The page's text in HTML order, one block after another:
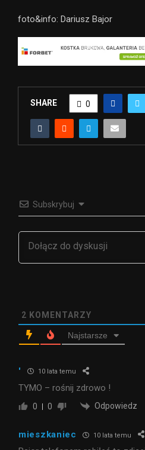
foto&info: Dariusz Bajor
SHARE 0
Subskrybuj
2 KOMENTARZY
Najstarsze
' 10 lata temu
TYMO – rośnij zdrowo !
0 0 Odpowiedz
mieszkaniec 10 lata temu